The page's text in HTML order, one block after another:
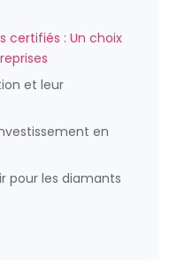
certifiés : Un choix
et leur
en
pour les diamants